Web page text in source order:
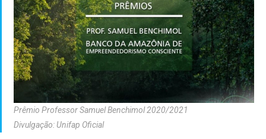
Prêmio Professor Samuel Benchimol 2020/2021
Divulgação: Unifap Oficial